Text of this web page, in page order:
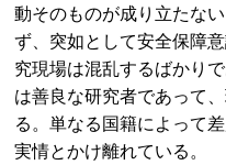
動そのものが成り立たな
ず、突如として安全保障
究現場は混乱するばかり
は善良な研究者であって
る。単なる国籍によって
実情とかけ離れている。